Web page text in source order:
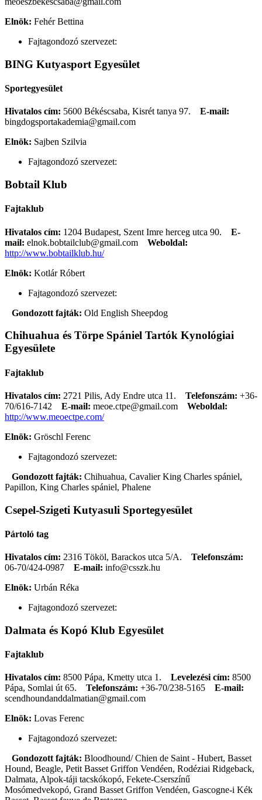
Elnök: Fehér Bettina
Fajtagondozó szervezet:
BING Kutyasport Egyesület
Sportegyesület
Hivatalos cím: 5600 Békéscsaba, Kisrét tanya 97. E-mail:
bingdogsportakademia@gmail.com
Elnök: Sajben Szilvia
Fajtagondozó szervezet:
Bobtail Klub
Fajtaklub
Hivatalos cím: 1204 Budapest, Szent Imre herceg utca 90. E-
mail: elnok.bobtailclub@gmail.com
Weboldal:
http://www.bobtailklub.hu/
Elnök: Kotlár Róbert
Fajtagondozó szervezet:
Gondozott fajták: Old English Sheepdog
Chihuahua és Törpe Spániel Tartók Kynológiai
Egyesülete
Fajtaklub
Hivatalos cím: 2721 Pilis, Ady Endre utca 11. Telefonszám: +36-
70/616-7142
E-mail: meoe.ctpe@gmail.com
Weboldal:
http://www.meoectpe.com/
Elnök: Gröschl Ferenc
Fajtagondozó szervezet:
Gondozott fajták: Chihuahua, Cavalier King Charles spániel,
Papillon, King Charles spániel, Phalene
Csepel-Szigeti Kutyasuli Sportegyesület
Pártoló tag
Hivatalos cím: 2316 Tököl, Barackos utca 5/A. Telefonszám:
06-70/424-0987
E-mail: info@csszk.hu
Elnök: Urbán Réka
Fajtagondozó szervezet:
Dalmata és Kopó Klub Egyesület
Fajtaklub
Hivatalos cím: 8500 Pápa, Kmetty utca 1. Levelezési cím: 8500
Pápa, Somlai út 65.
Telefonszám: +36-70/238-5165
E-mail:
scendhoundanddalmatian@gmail.com
Elnök: Lovas Ferenc
Fajtagondozó szervezet:
Gondozott fajták: Bloodhound/ Chien de Saint - Hubert, Basset
Hound, Beagle, Petit Basset Griffon Vendéen, Rodéziai Ridgeback,
Dalmata, Alpok-táji tacskókopó, Fekete-Cserszínű
Mosómedvekopó, Grand Basset Griffon Vendéen, Gascogne-i Kék